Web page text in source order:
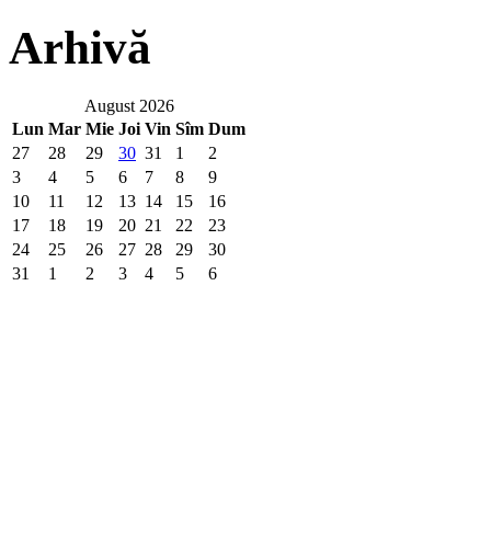
Arhivă
August 2026
Lun Mar Mie Joi Vin Sîm Dum
27
28 29 30 31 1
2
3
4 5 6 7 8
9
10
11 12 13 14 15
16
17
18 19 20 21 22
23
24
25 26 27 28 29
30
31
1 2 3 4 5 6